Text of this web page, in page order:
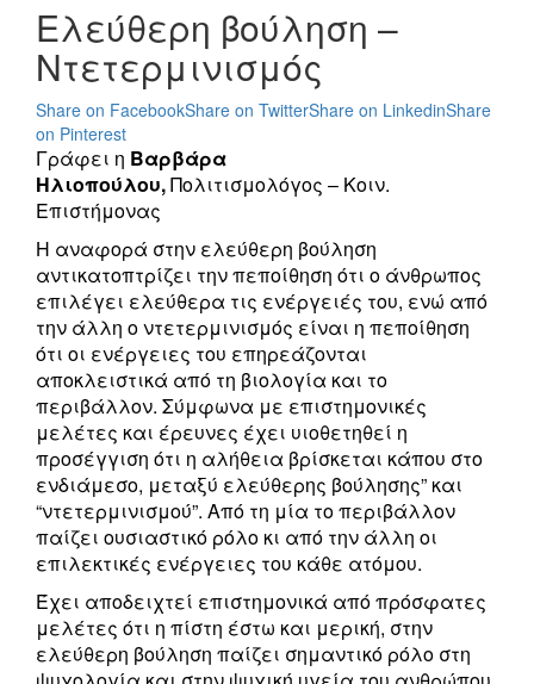
Ελεύθερη βούληση –
Ντετερμινισμός
Share on FacebookShare on TwitterShare on LinkedinShare
on Pinterest
Γράφει η Βαρβάρα
Ηλιοπούλου,Πολιτισμολόγος – Κοιν.
Επιστήμονας
Η αναφορά στην ελεύθερη βούληση
αντικατοπτρίζει την πεποίθηση ότι ο άνθρωπος
επιλέγει ελεύθερα τις ενέργειές του, ενώ από
την άλλη ο ντετερμινισμός είναι η πεποίθηση
ότι οι ενέργειες του επηρεάζονται
αποκλειστικά από τη βιολογία και το
περιβάλλον. Σύμφωνα με επιστημονικές
μελέτες και έρευνες έχει υιοθετηθεί η
προσέγγιση ότι η αλήθεια βρίσκεται κάπου στο
ενδιάμεσο, μεταξύ ελεύθερης βούλησης” και
“ντετερμινισμού”. Από τη μία το περιβάλλον
παίζει ουσιαστικό ρόλο κι από την άλλη οι
επιλεκτικές ενέργειες του κάθε ατόμου.
Έχει αποδειχτεί επιστημονικά από πρόσφατες
μελέτες ότι η πίστη έστω και μερική, στην
ελεύθερη βούληση παίζει σημαντικό ρόλο στη